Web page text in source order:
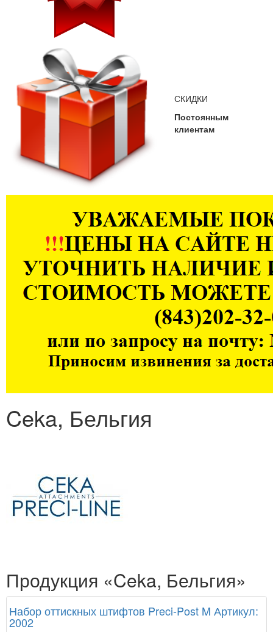
СКИДКИ
Постоянным
клиентам
Ceka, Бельгия
Продукция «Ceka, Бельгия»
Набор оттискных штифтов Preci-Post M Артикул:
2002